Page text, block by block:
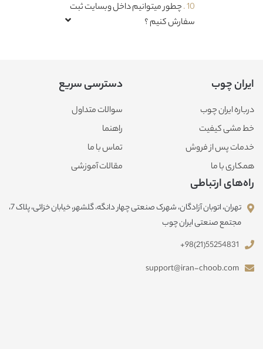
10 . چطور میتوانیم داخل وبسایت ثبت
سفارش کنیم ؟
ایران چوب
درباره ایران چوب
خط مشی کیفیت
خدمات پس از فروش
همکاری با ما
دسترسی سریع
سوالات متداول
راهنما
تماس با ما
مقالات آموزشی
راه‌های ارتباطی
تهران، اتوبان آزادگان، شهرک صنعتی چهار دانگه، گلشهر، خیابان خزائی، پلاک 7،
مجتمع صنعتی ایران چوب
+98(21)55254831
support@iran-choob.com